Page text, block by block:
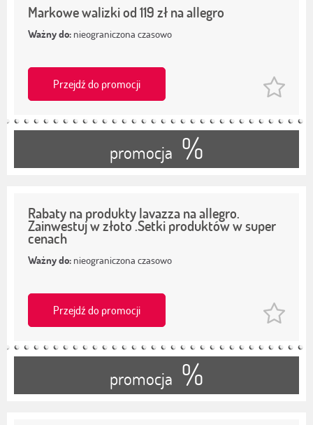
Markowe walizki od 119 zł na allegro
Ważny do: nieograniczona czasowo
Przejdź do promocji
promocja %
Rabaty na produkty lavazza na allegro.
Zainwestuj w złoto .Setki produktów w super
cenach
Ważny do: nieograniczona czasowo
Przejdź do promocji
promocja %